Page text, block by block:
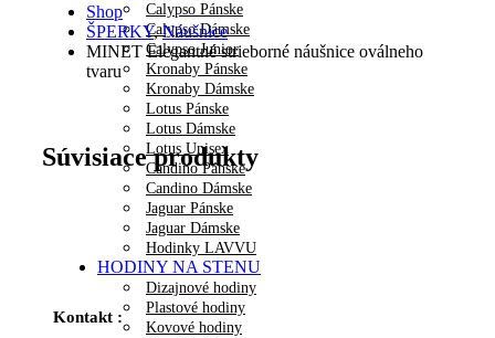
Calypso Pánske
Calypso Dámske
Calypso Junior
Kronaby Pánske
Kronaby Dámske
Lotus Pánske
Lotus Dámske
Lotus Unisex
Candino Pánske
Candino Dámske
Jaguar Pánske
Jaguar Dámske
Hodinky LAVVU
HODINY NA STENU
Dizajnové hodiny
Plastové hodiny
Kovové hodiny
Shop
ŠPERKY,Náušnice
MINET Elegantné strieborné náušnice oválneho
tvaru
Súvisiace produkty
Kontakt :